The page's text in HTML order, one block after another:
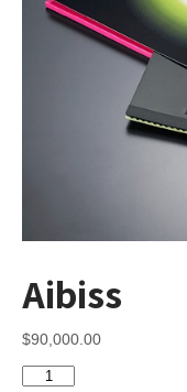
Aibiss
$90,000.00
Aibiss